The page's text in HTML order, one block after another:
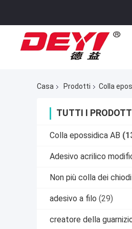
Casa Prodotti Colla
TUTTI I
Colla epossidica AB
Adesivo acrilico
Non più colla dei chiodi
adesivo a filo (29)
creatore della